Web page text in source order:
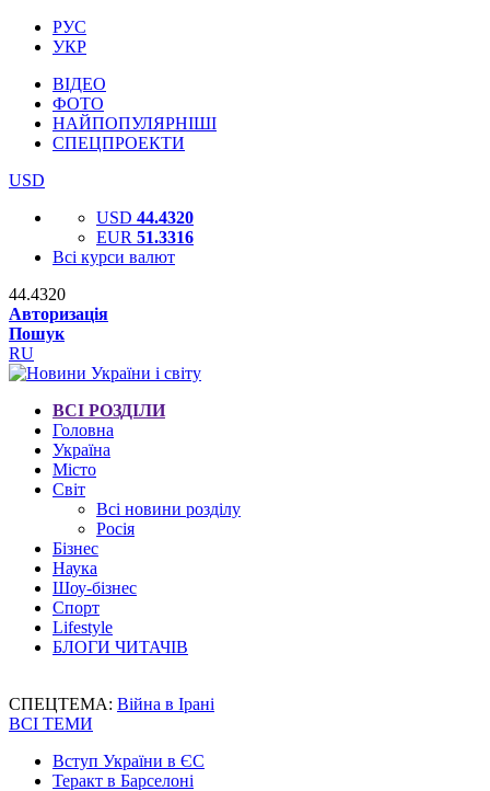
РУС
УКР
ВІДЕО
ФОТО
НАЙПОПУЛЯРНІШІ
СПЕЦПРОЕКТИ
USD
USD 44.4320
EUR 51.3316
Всі курси валют
44.4320
Авторизація
Пошук
RU
ВСІ РОЗДІЛИ
Головна
Україна
Місто
Світ
Всі новини розділу
Росія
Бізнес
Наука
Шоу-бізнес
Спорт
Lifestyle
БЛОГИ ЧИТАЧІВ
СПЕЦТЕМА: Війна в Ірані
ВСІ ТЕМИ
Вступ України в ЄС
Теракт в Барселоні